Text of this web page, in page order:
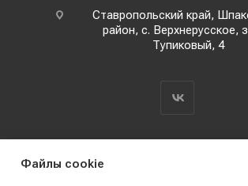
Ставропольский край,
район, с. Верхнерусское,
Тупиковый, 4
Файлы cookie